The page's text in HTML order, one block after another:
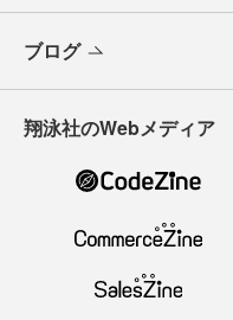
ブログ
翔泳社のWebメディア